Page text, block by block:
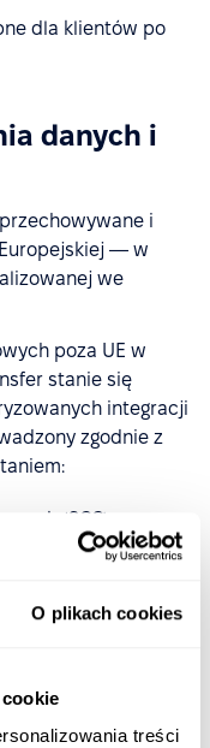
O plikach cookies
treści
dla klientów po
danych i
i
— w
we
poza UE w
stanie się
integracji
zgodnie z
(SCC),
stopień